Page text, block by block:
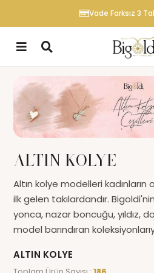
Vade Farksız 3
ALTIN KOLYE
Altın kolye modelleri kadınların
ilk gelen takılardandır.
yonca, nazar boncuğu, yıldız,
model barındıran
çeviren ve girdiğiniz her ortamda
ALTIN KOLYE